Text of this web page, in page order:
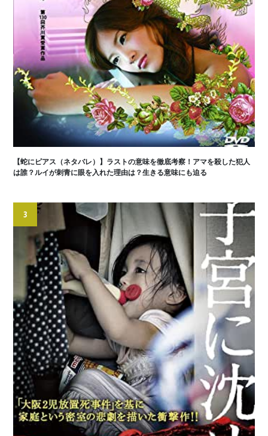
【蛇にピアス（ネタバレ）】ラストの意味を徹底考察！アマを殺した犯人
は誰？ルイが刺青に眼を入れた理由は？生きる意味にも迫る
3